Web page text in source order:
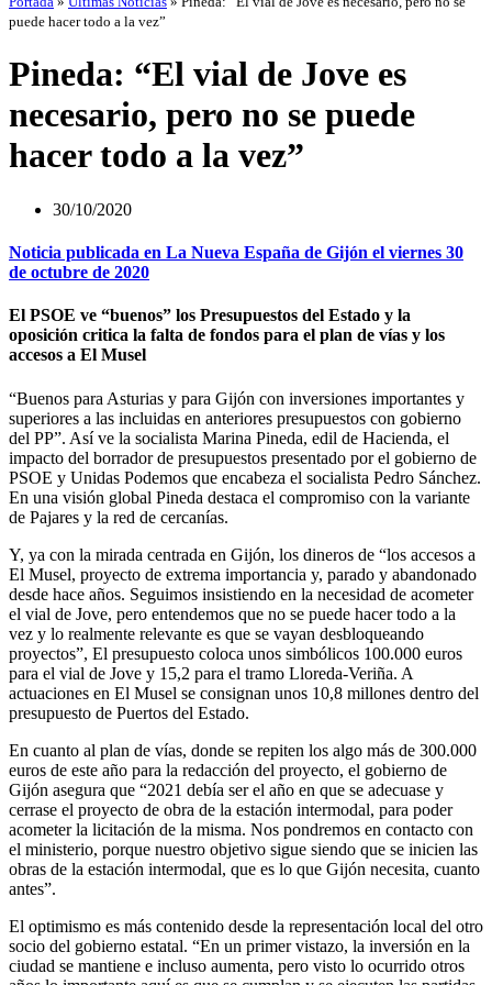
puede hacer todo a la vez”
Pineda: “El vial de Jove es
necesario, pero no se puede
hacer todo a la vez”
30/10/2020
Noticia publicada en La Nueva España de Gijón el viernes 30
de octubre de 2020
El PSOE ve “buenos” los Presupuestos del Estado y la
oposición critica la falta de fondos para el plan de vías y los
accesos a El Musel
“Buenos para Asturias y para Gijón con inversiones importantes y
superiores a las incluidas en anteriores presupuestos con gobierno
del PP”. Así ve la socialista Marina Pineda, edil de Hacienda, el
impacto del borrador de presupuestos presentado por el gobierno de
PSOE y Unidas Podemos que encabeza el socialista Pedro Sánchez.
En una visión global Pineda destaca el compromiso con la variante
de Pajares y la red de cercanías.
Y, ya con la mirada centrada en Gijón, los dineros de “los accesos a
El Musel, proyecto de extrema importancia y, parado y abandonado
desde hace años. Seguimos insistiendo en la necesidad de acometer
el vial de Jove, pero entendemos que no se puede hacer todo a la
vez y lo realmente relevante es que se vayan desbloqueando
proyectos”, El presupuesto coloca unos simbólicos 100.000 euros
para el vial de Jove y 15,2 para el tramo Lloreda-Veriña. A
actuaciones en El Musel se consignan unos 10,8 millones dentro del
presupuesto de Puertos del Estado.
En cuanto al plan de vías, donde se repiten los algo más de 300.000
euros de este año para la redacción del proyecto, el gobierno de
Gijón asegura que “2021 debía ser el año en que se adecuase y
cerrase el proyecto de obra de la estación intermodal, para poder
acometer la licitación de la misma. Nos pondremos en contacto con
el ministerio, porque nuestro objetivo sigue siendo que se inicien las
obras de la estación intermodal, que es lo que Gijón necesita, cuanto
antes”.
El optimismo es más contenido desde la representación local del otro
socio del gobierno estatal. “En un primer vistazo, la inversión en la
ciudad se mantiene e incluso aumenta, pero visto lo ocurrido otros